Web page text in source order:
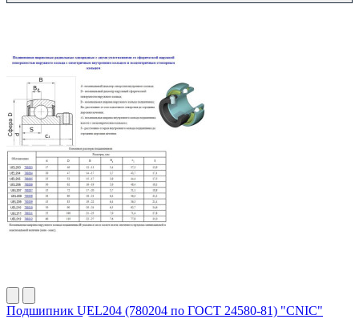
Подшипник UEL204 (780204 по ГОСТ 24580-81) "CNIC"